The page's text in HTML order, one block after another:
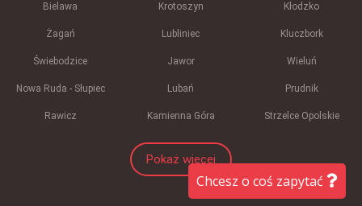
Bielawa Krotoszyn Kłodzko
Żagań Lubliniec Kluczbork
Świebodzice Jawor Wieluń
Nowa Ruda - Słupiec Lubań Prudnik
Rawicz Kamienna Góra Strzelce Opolskie
Pokaż więcej
Chcesz o coś zapytać